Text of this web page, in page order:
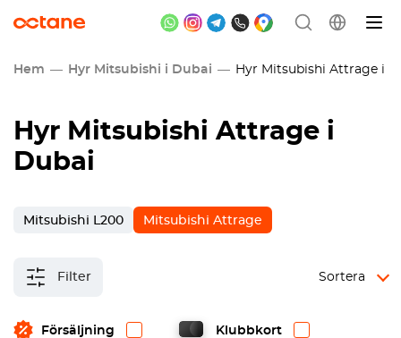
Hem Hyr Mitsubishi i Dubai Hyr Mitsubishi Attrage i
Hyr Mitsubishi Attrage i
Dubai
Mitsubishi L200 Mitsubishi Attrage
Filter
Försäljning Klubbkort
Sortera